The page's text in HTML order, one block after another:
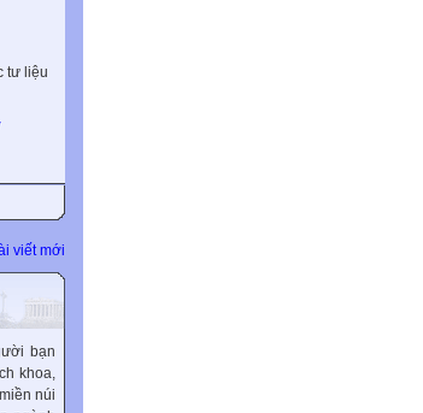
tư liệu
viết mới
bạn
khoa,
núi